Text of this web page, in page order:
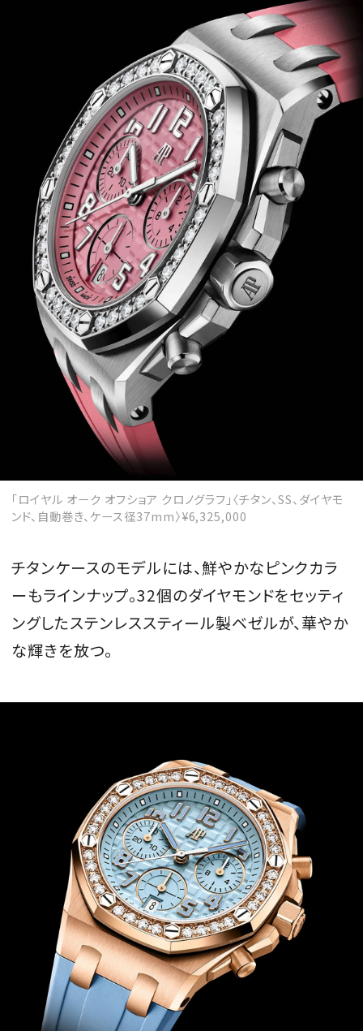
「ロイヤル オーク オフショア クロノグラフ」〈チタン、SS、ダイヤモ
ンド、自動巻き、ケース径37mm〉¥6,325,000
チタンケースのモデルには、鮮やかなピンクカラ
ーもラインナップ。32個のダイヤモンドをセッティ
ングしたステンレススティール製ベゼルが、華やか
な輝きを放つ。